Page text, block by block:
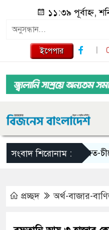
১১:৩৯ পূর্বাহ্ন,
ইপেপার
সংবাদ শিরোনাম :ভারত-চীনের
প্রচ্ছদ অর্থ-বাজার-